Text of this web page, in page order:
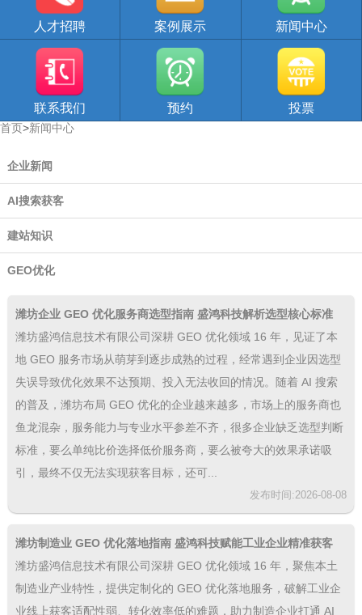
人才招聘 案例展示 新闻中心
联系我们 预约 投票
首页>新闻中心
企业新闻
AI搜索获客
建站知识
GEO优化
潍坊企业 GEO 优化服务商选型指南 盛鸿科技解析选型核心标准
潍坊盛鸿信息技术有限公司深耕 GEO 优化领域 16 年，见证了本
地 GEO 服务市场从萌芽到逐步成熟的过程，经常遇到企业因选型
失误导致优化效果不达预期、投入无法收回的情况。随着 AI 搜索
的普及，潍坊布局 GEO 优化的企业越来越多，市场上的服务商也
鱼龙混杂，服务能力与专业水平参差不齐，很多企业缺乏选型判断
标准，要么单纯比价选择低价服务商，要么被夸大的效果承诺吸
引，最终不仅无法实现获客目标，还可...
发布时间:2026-08-08
潍坊制造业 GEO 优化落地指南 盛鸿科技赋能工业企业精准获客
潍坊盛鸿信息技术有限公司深耕 GEO 优化领域 16 年，聚焦本土
制造业产业特性，提供定制化的 GEO 优化落地服务，破解工业企
业线上获客适配性弱、转化效率低的难题，助力制造企业打通 AI